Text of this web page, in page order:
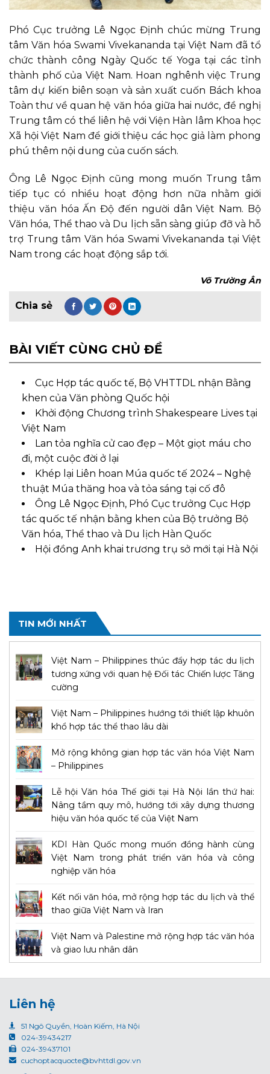
Phó Cục trưởng Lê Ngọc Định chúc mừng Trung
tâm Văn hóa Swami Vivekananda tại Việt Nam đã tổ
chức thành công Ngày Quốc tế Yoga tại các tỉnh
thành phố của Việt Nam. Hoan nghênh việc Trung
tâm dự kiến biên soạn và sản xuất cuốn Bách khoa
Toàn thư về quan hệ văn hóa giữa hai nước, đề nghị
Trung tâm có thể liên hệ với Viện Hàn lâm Khoa học
Xã hội Việt Nam để giới thiệu các học giả làm phong
phú thêm nội dung của cuốn sách.
Ông Lê Ngọc Định cũng mong muốn Trung tâm
tiếp tục có nhiều hoạt động hơn nữa nhằm giới
thiệu văn hóa Ấn Độ đến người dân Việt Nam. Bộ
Văn hóa, Thể thao và Du lịch sẵn sàng giúp đỡ và hỗ
trợ Trung tâm Văn hóa Swami Vivekananda tại Việt
Nam trong các hoạt động sắp tới.
Võ Trường Ân
BÀI VIẾT CÙNG CHỦ ĐỀ
Cục Hợp tác quốc tế, Bộ VHTTDL nhận Bằng
khen của Văn phòng Quốc hội
Khởi động Chương trình Shakespeare Lives tại
Việt Nam
Lan tỏa nghĩa cử cao đẹp – Một giọt máu cho
đi, một cuộc đời ở lại
Khép lại Liên hoan Múa quốc tế 2024 – Nghệ
thuật Múa thăng hoa và tỏa sáng tại cố đô
Ông Lê Ngọc Định, Phó Cục trưởng Cục Hợp
tác quốc tế nhận bằng khen của Bộ trưởng Bộ
Văn hóa, Thể thao và Du lịch Hàn Quốc
Hội đồng Anh khai trương trụ sở mới tại Hà Nội
TIN MỚI NHẤT
Việt Nam – Philippines thúc đẩy hợp tác du lịch
tương xứng với quan hệ Đối tác Chiến lược Tăng
cường
Việt Nam – Philippines hướng tới thiết lập khuôn
khổ hợp tác thể thao lâu dài
Mở rộng không gian hợp tác văn hóa Việt Nam
– Philippines
Lễ hội Văn hóa Thế giới tại Hà Nội lần thứ hai:
Nâng tầm quy mô, hướng tới xây dựng thương
hiệu văn hóa quốc tế của Việt Nam
KDI Hàn Quốc mong muốn đồng hành cùng
Việt Nam trong phát triển văn hóa và công
nghiệp văn hóa
Kết nối văn hóa, mở rộng hợp tác du lịch và thể
thao giữa Việt Nam và Iran
Việt Nam và Palestine mở rộng hợp tác văn hóa
và giao lưu nhân dân
Liên hệ
51 Ngô Quyền, Hoàn Kiếm, Hà Nội
024-39434217
024-39437101
cuchoptacquocte@bvhttdl.gov.vn